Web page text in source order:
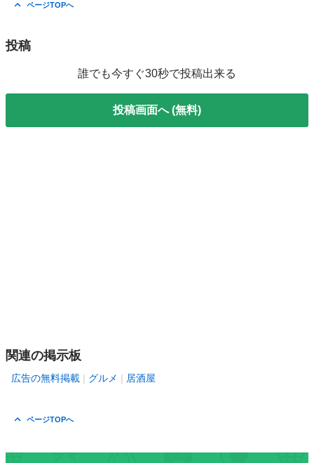
ページTOPへ
投稿
誰でも今すぐ30秒で投稿出来る
投稿画面へ (無料)
関連の掲示板
広告の無料掲載 グルメ 居酒屋
ページTOPへ